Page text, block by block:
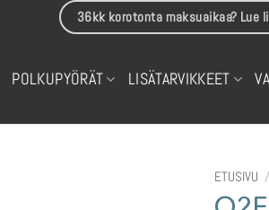
36kk korotonta maksuaikaa? Lue
POLKUPYÖRÄT LISÄTARVIKKEET
ETUSIVU /